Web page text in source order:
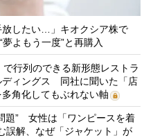
放したい…」キオクシア株で
よもう一度”と再購入
で行列のできる新形態レストラ
ディングス 同社に聞いた「店
角化してもぶれない軸
題” 女性は「ワンピースを着
誤解、なぜ「ジャケット」が